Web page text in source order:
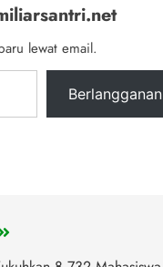
lewat email.
Berlangganan